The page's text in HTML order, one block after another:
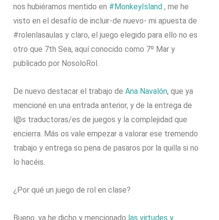
nos hubiéramos mentido en #MonkeyIsland , me he
visto en el desafío de incluir-de nuevo- mi apuesta de
#rolenlasaulas y claro, el juego elegido para ello no es
otro que 7th Sea, aquí conocido como 7º Mar y
publicado por NosoloRol.
De nuevo destacar el trabajo deAna Navalón, que ya
mencioné en una entrada anterior, y de la entrega de
l@s traductoras/es de juegos y la complejidad que
encierra. Más os vale empezar a valorar ese tremendo
trabajo y entrega so pena de pasaros por la quilla si no
lo hacéis.
¿Por qué un juego de rol en clase?
Bueno, ya he dicho y mencionado las virtudes y